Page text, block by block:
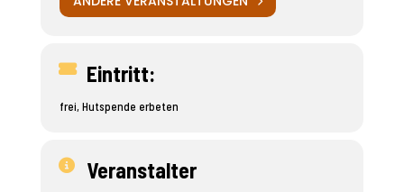
Eintritt:
frei, Hutspende erbeten
Veranstalter